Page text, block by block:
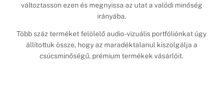
változtasson ezen és megnyissa az utat a valódi minőség
irányába.
Több száz terméket felölelő audio-vizuális portfóliónkat úgy
állítottuk össze, hogy az maradéktalanul kiszolgálja a
csúcsminőségű, prémium termékek vásárlóit.